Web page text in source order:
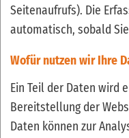
Seitenaufrufs). Die
automatisch, sobald
Wofür nutzen wir Ihre
Ein Teil der Daten wird
Bereitstellung der
Daten können zur